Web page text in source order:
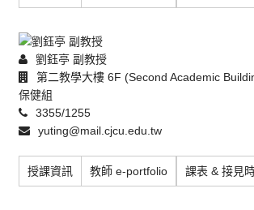
劉鈺亭 副教授
第二教學大樓 6F (Second Academic
保健組
3355/1255
yuting@mail.cjcu.edu.tw
授課資訊 教師 e-portfolio 課表 & 接見